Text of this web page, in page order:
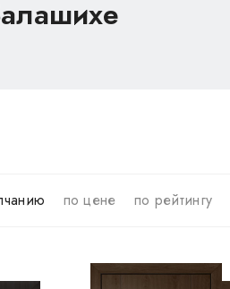
по цене по рейтингу